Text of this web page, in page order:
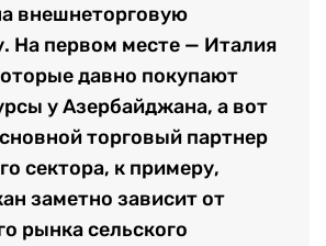
внешнеторговую
На первом месте — Италия
давно покупают
у Азербайджана, а вот
торговый партнер
сектора, к примеру,
заметно зависит от
рынка сельского